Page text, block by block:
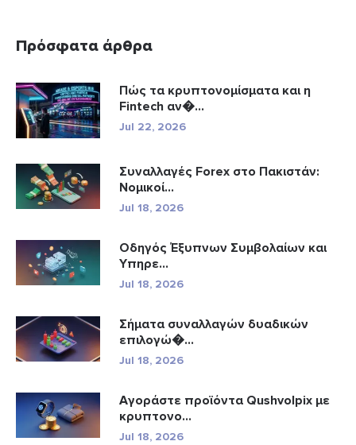
Πρόσφατα άρθρα
Πώς τα κρυπτονομίσματα και η
Fintech αν�...
Jul 22, 2026
Συναλλαγές Forex στο Πακιστάν:
Νομικοί...
Jul 18, 2026
Οδηγός Έξυπνων Συμβολαίων και
Υπηρε...
Jul 18, 2026
Σήματα συναλλαγών δυαδικών
επιλογώ�...
Jul 18, 2026
Αγοράστε προϊόντα Qushvolpix με
κρυπτονο...
Jul 18, 2026